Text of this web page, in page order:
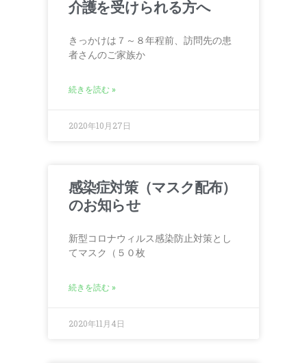
介護を受けられる方へ
きっかけは７～８年程前、訪問先の患
者さんのご家族か
続きを読む »
2020年10月27日
感染症対策（マスク配布）
のお知らせ
新型コロナウィルス感染防止対策とし
てマスク（５０枚
続きを読む »
2020年11月4日